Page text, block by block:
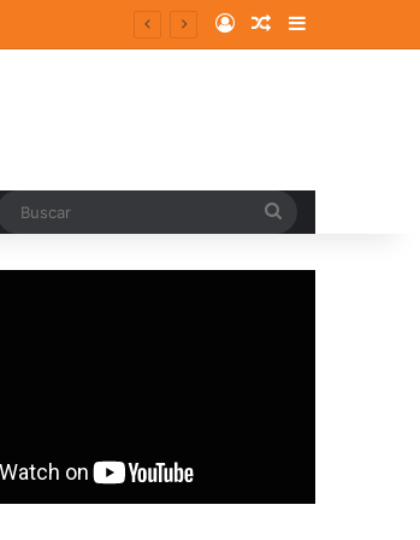
Log InRandom Article
Sidebar